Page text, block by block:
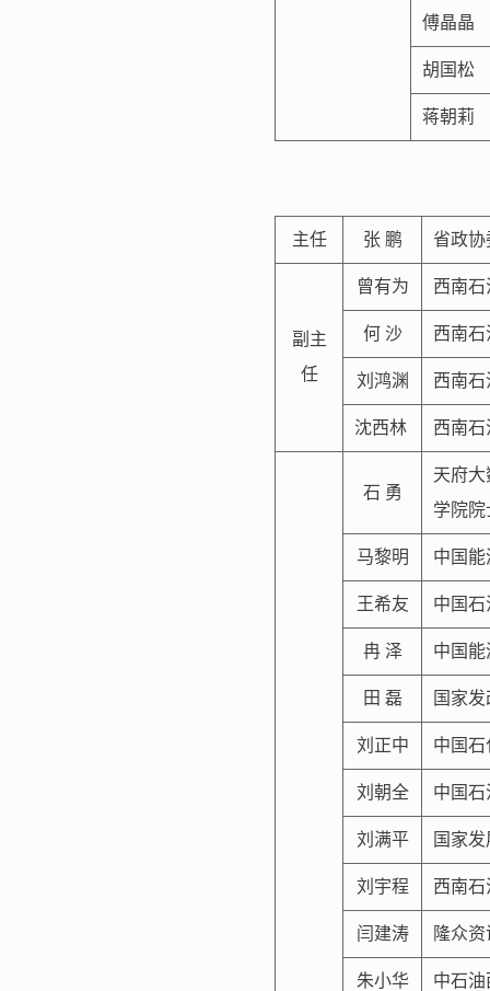
傅晶晶
胡国松
蒋朝莉
主任 张 鹏 省政协
副主
任
曾有为 西南
何 沙 西南
刘鸿渊 西南
沈西林 西南
石 勇
天府
学院
马黎明 中国能
王希友 中国
冉 泽 中国
田 磊 国家
刘正中 中国
刘朝全 中国
刘满平 国家
刘宇程 西南
闫建涛 隆众
朱小华 中石